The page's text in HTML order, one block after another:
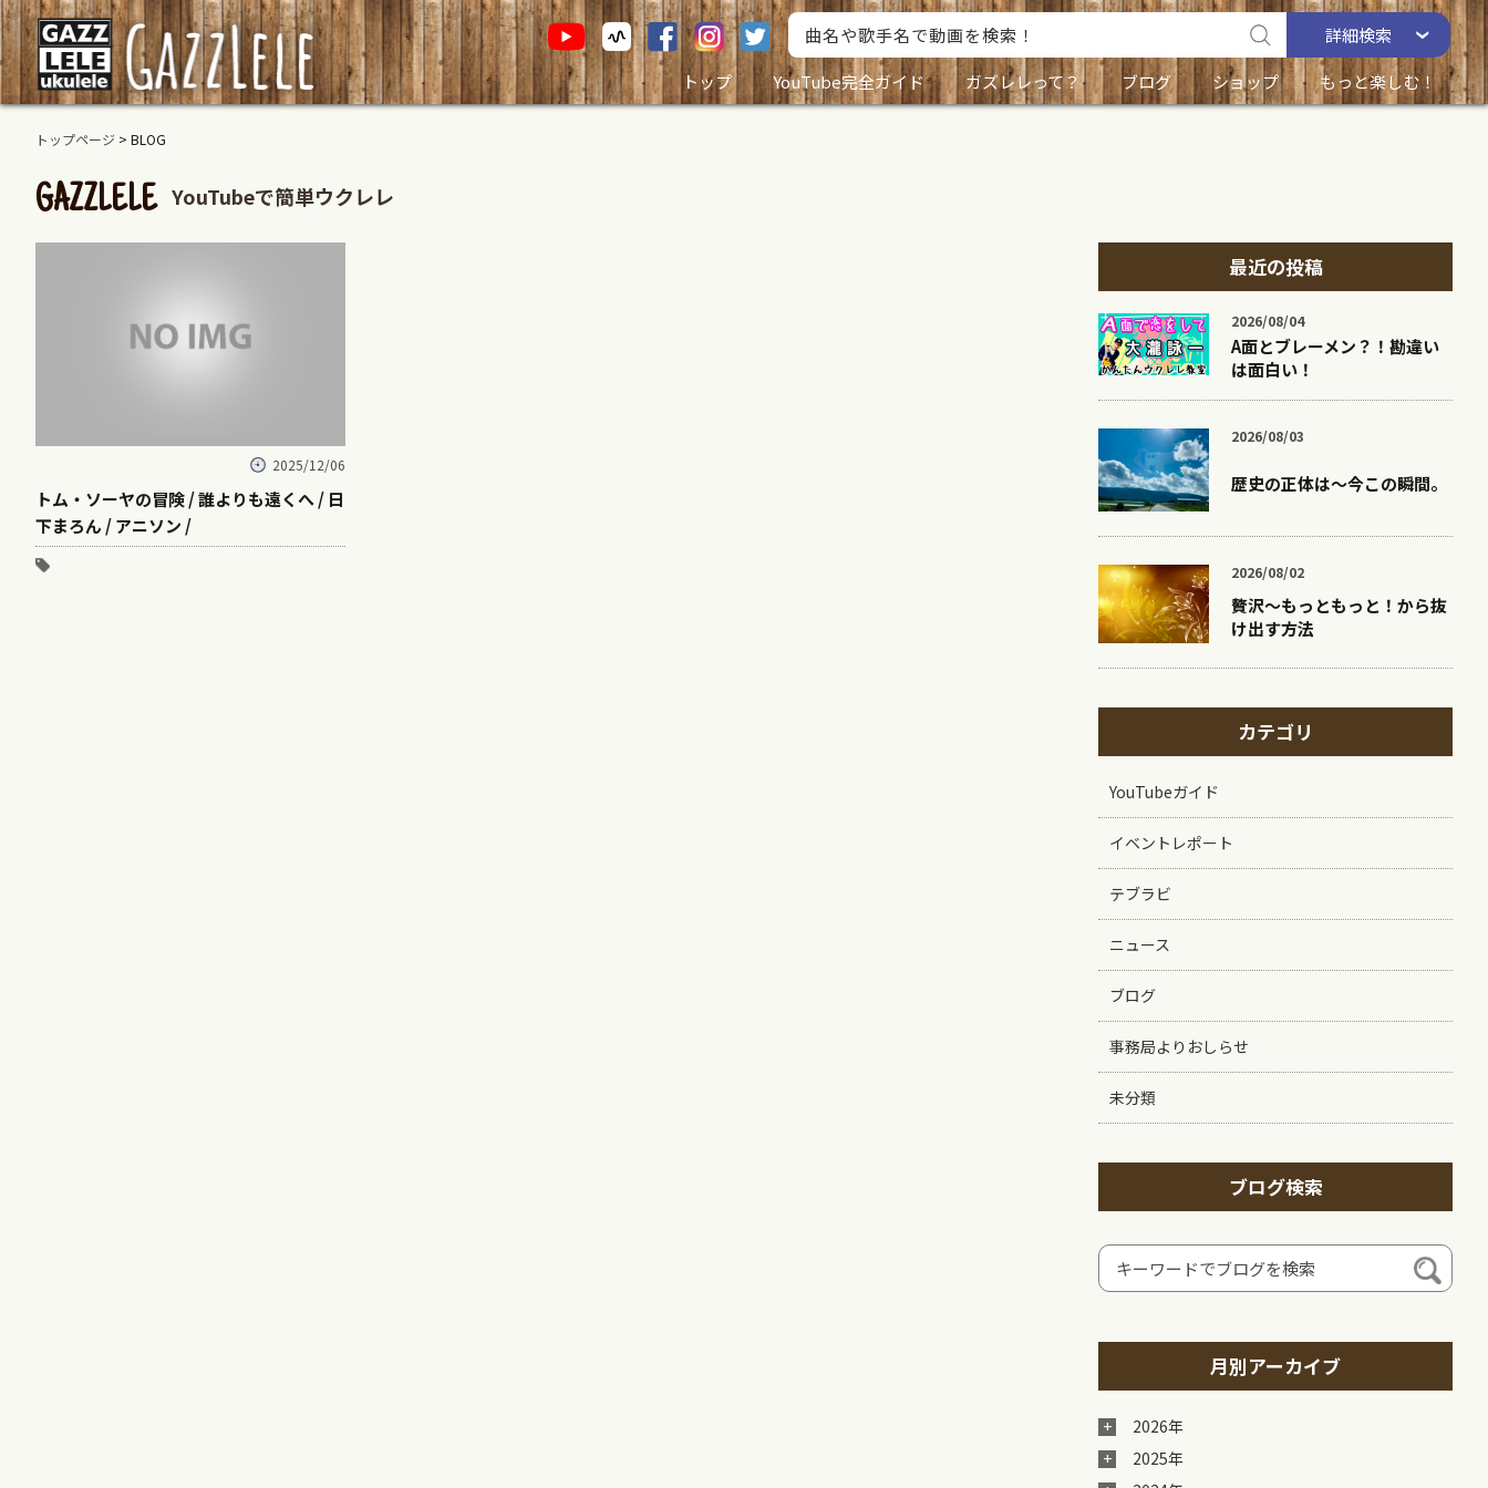
詳細検索
トップ
YouTube完全ガイド ガズレレって？ ブログ ショップ もっと楽しむ！
トップページ > BLOG
GAZZLELE YouTubeで簡単ウクレレ
2025/12/06
トム・ソーヤの冒険 / 誰よりも遠くへ / 日
下まろん / アニソン /
最近の投稿
2026/08/04
A面とブレーメン？！勘違い
は面白い！
2026/08/03
歴史の正体は〜今この瞬間。
2026/08/02
贅沢〜もっともっと！から抜
け出す方法
カテゴリ
YouTubeガイド
イベントレポート
テブラビ
ニュース
ブログ
事務局よりおしらせ
未分類
ブログ検索
月別アーカイブ
2026年
2025年